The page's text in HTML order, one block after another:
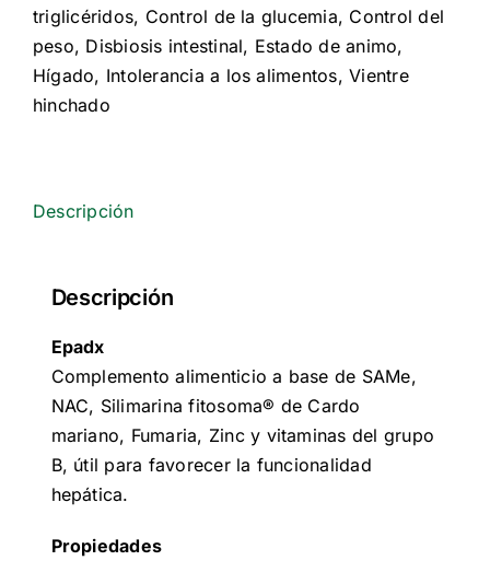
triglicéridos, Control de la glucemia, Control del
peso, Disbiosis intestinal, Estado de animo,
Hígado, Intolerancia a los alimentos,Vientre
hinchado
Descripción
Descripción
Epadx
Complemento alimenticio a base de SAMe,
NAC, Silimarina fitosoma® de Cardo
mariano, Fumaria, Zinc y vitaminas del grupo
B, útil para favorecer la funcionalidad
hepática.
Propiedades